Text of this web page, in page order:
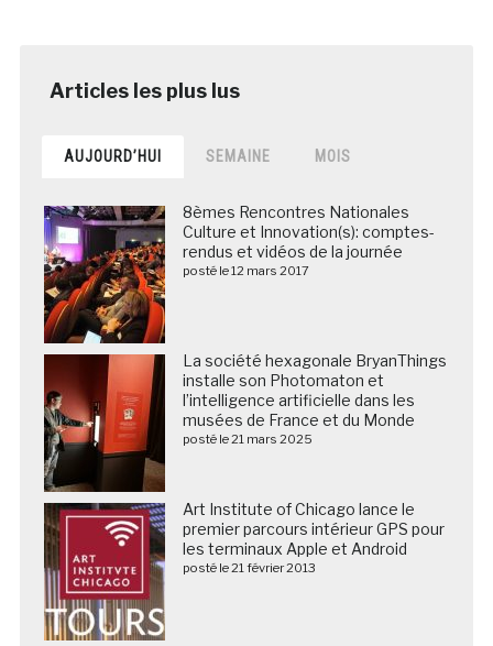
AUJOURD’HUI SEMAINE MOIS
8èmes Rencontres Nationales
Culture et Innovation(s): comptes-
rendus et vidéos de la journée
posté le 12 mars 2017
La société hexagonale BryanThings
installe son Photomaton et
l’intelligence artificielle dans les
musées de France et du Monde
posté le 21 mars 2025
Art Institute of Chicago lance le
premier parcours intérieur GPS pour
les terminaux Apple et Android
posté le 21 février 2013